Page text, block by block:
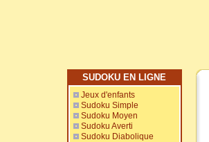
SUDOKU EN LIGNE
Jeux d'enfants
Sudoku Simple
Sudoku Moyen
Sudoku Averti
Sudoku Diabolique